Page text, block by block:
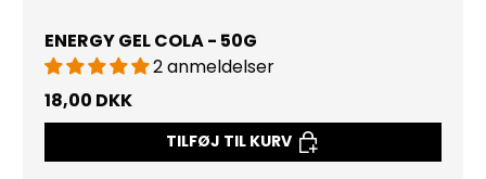
ENERGY GEL COLA - 50G
2 anmeldelser
18,00 DKK
TILFØJ TIL KURV